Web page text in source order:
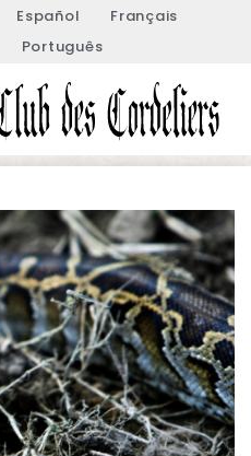
Español
Français
Português